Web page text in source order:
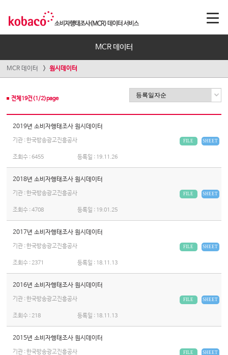
MCR 데이터
MCR 데이터 원시데이터
전체 19건(1 /2)page
2019년 소비자행태조사 원시데이터
기관 : 한국방송광고진흥공사 SHEET
FILE
조회수 :6455 등록일 : 19.11.26
2018년 소비자행태조사 원시데이터
기관 : 한국방송광고진흥공사 SHEET
FILE
조회수 :4708 등록일 : 19.01.25
2017년 소비자행태조사 원시데이터
기관 : 한국방송광고진흥공사 SHEET
FILE
조회수 :2371 등록일 : 18.11.13
2016년 소비자행태조사 원시데이터
기관 : 한국방송광고진흥공사 SHEET
FILE
조회수 :218 등록일 : 18.11.13
2015년 소비자행태조사 원시데이터
기관 : 한국방송광고진흥공사 SHEET
FILE